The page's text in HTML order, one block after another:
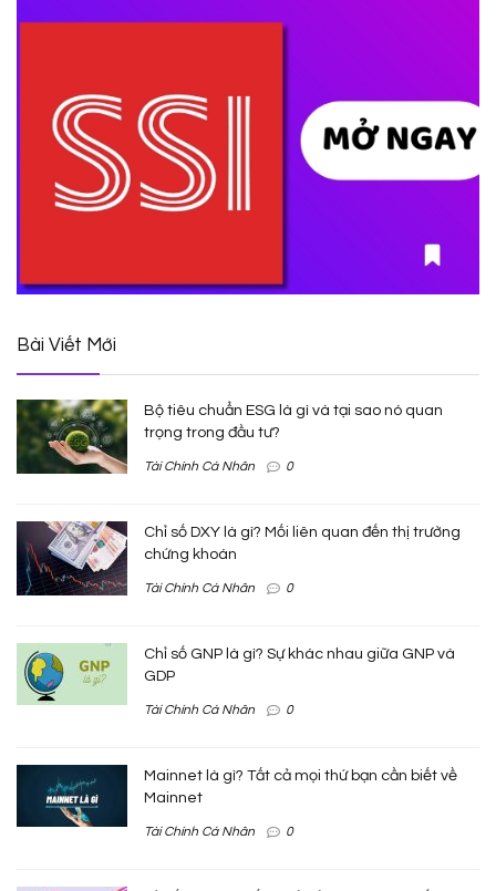
Bài Viết Mới
Bộ tiêu chuẩn ESG là gì và tại sao nó quan
trọng trong đầu tư?
Tài Chính Cá Nhân 0
Chỉ số DXY là gì? Mối liên quan đến thị trường
chứng khoán
Tài Chính Cá Nhân 0
Chỉ số GNP là gì? Sự khác nhau giữa GNP và
GDP
Tài Chính Cá Nhân 0
Mainnet là gì? Tất cả mọi thứ bạn cần biết về
Mainnet
Tài Chính Cá Nhân 0